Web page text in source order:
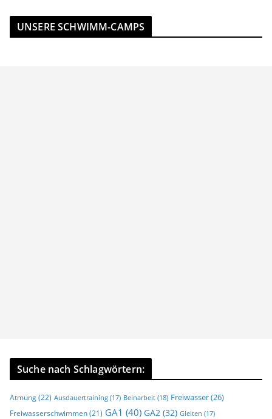
UNSERE SCHWIMM-CAMPS
Suche nach Schlagwörtern:
Atmung(22) Ausdauertraining (17) Beinarbeit (18) Freiwasser(26)
Freiwasserschwimmen (21) GA1 (40) GA2 (32) Gleiten (17)